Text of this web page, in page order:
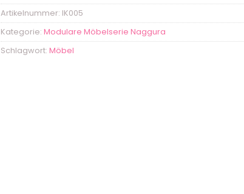
Artikelnummer: IK005
Kategorie: Modulare Möbelserie Naggura
Schlagwort: Möbel